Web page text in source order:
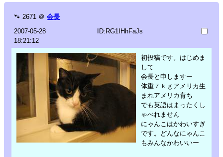
🐾 2671 ＠ 会長
2007-05-28
18:21:12
ID:RG1IHhFaJs
初投稿です。はじめま
して
会長と申しますー
体重７ｋｇアメリカ生
まれアメリカ育ち
でも英語はまったくし
ゃべれません
にゃんこはかわいすぎ
です。どんなにゃんこ
もみんなかわいいー